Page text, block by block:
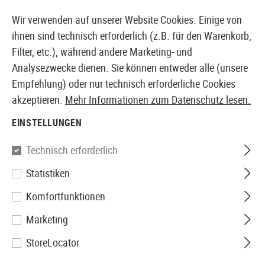
EUROPÄISCHER AIRSOFT SHOP & GROßHÄNDLER
Source
Tactical 3L Hydration Pack
Wir verwenden auf unserer Website Cookies. Einige von
ihnen sind technisch erforderlich (z.B. für den Warenkorb,
Filter, etc.), während andere Marketing- und
Analysezwecke dienen. Sie können entweder alle (unsere
Empfehlung) oder nur technisch erforderliche Cookies
akzeptieren. Mehr Informationen zum Datenschutz lesen.
EINSTELLUNGEN
Technisch erforderlich
Statistiken
Komfortfunktionen
Marketing
StoreLocator